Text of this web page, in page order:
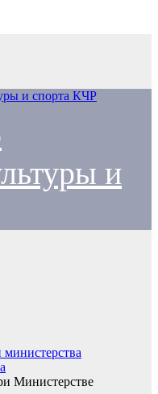
и
Министерстве